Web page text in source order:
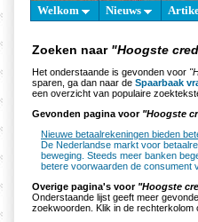
Welkom Nieuws
Zoeken naar "Hoogste
Het onderstaande is gevonden voor
sparen, ga dan naar de Spaarbaak
een overzicht van populaire
Gevonden pagina voor "Hoogste
Nieuwe betaalrekeningen bieden
De Nederlandse markt voor
beweging. Steeds meer banken
betere voorwaarden de consument
Overige pagina's voor "Hoogste
Onderstaande lijst geeft meer
zoekwoorden. Klik in de rechterkolom